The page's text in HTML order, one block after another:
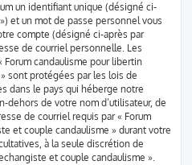
un identifiant unique (désigné ci-
et un mot de passe personnel vous
compte (désigné ci-après par
de courriel personnelle. Les
candaulisme pour libertin
sont protégées par les lois de
dans le pays qui héberge notre
dehors de votre nom d’utilisateur, de
de courriel requis par « Forum
et couple candaulisme » durant votre
à la seule discrétion de
et couple candaulisme ».